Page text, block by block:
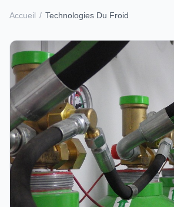
Accueil / Technologies Du Froid